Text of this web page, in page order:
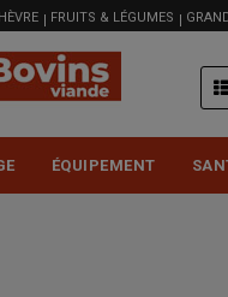
FRUITS & LÉGUMES
USER
MENU
ÉQUIPEMENT